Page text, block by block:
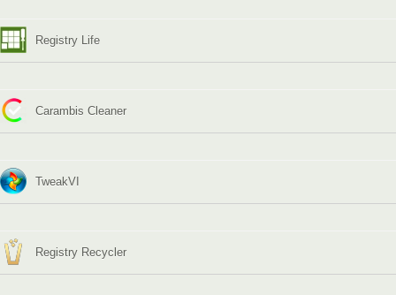
Registry Life
Carambis Cleaner
TweakVI
Registry Recycler